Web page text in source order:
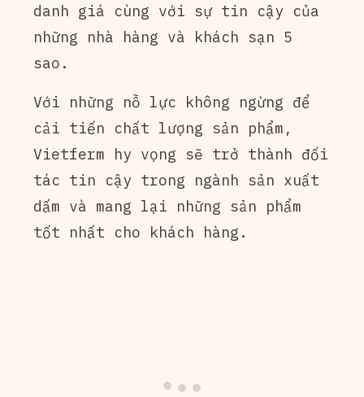
danh giá cùng với sự tin cậy của
những nhà hàng và khách sạn 5
sao.
Với những nỗ lực không ngừng để
cải tiến chất lượng sản phẩm,
Vietferm hy vọng sẽ trở thành đối
tác tin cậy trong ngành sản xuất
dấm và mang lại những sản phẩm
tốt nhất cho khách hàng.